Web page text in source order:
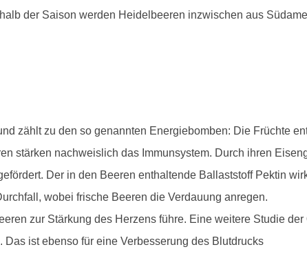
der Saison werden Heidelbeeren inzwischen aus
zählt zu den so genannten Energiebomben: Die Früchte
stärken nachweislich das Immunsystem. Durch ihren
Der in den Beeren enthaltende Ballaststoff Pektin
wobei frische Beeren die Verdauung anregen.
zur Stärkung des Herzens führe. Eine weitere Studie der
ist ebenso für eine Verbesserung des Blutdrucks